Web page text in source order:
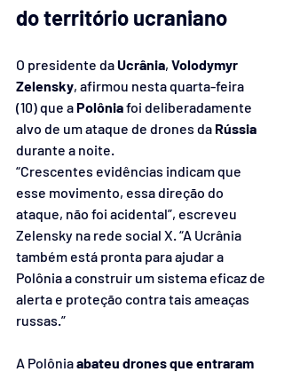
do território ucraniano
O presidente da Ucrânia, Volodymyr
Zelensky, afirmou nesta quarta-feira
(10) que a Polônia foi deliberadamente
alvo de um ataque de drones da Rússia
durante a noite.
“Crescentes evidências indicam que
esse movimento, essa direção do
ataque, não foi acidental”, escreveu
Zelensky na rede social X. “A Ucrânia
também está pronta para ajudar a
Polônia a construir um sistema eficaz de
alerta e proteção contra tais ameaças
russas.”
A Polônia abateu drones que entraram